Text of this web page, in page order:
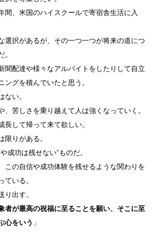
間、米国のハイスクールで寄宿舎生活に入
選択があるが、その一つ一つが将来の道につ
。
聞配達や様々なアルバイトをしたりして自立
ングを積んでいたと思う。
ない。
、苦しさを乗り越えて人は強くなっていく。
長して帰って来て欲しい。
限りがある。
成功は残せない”ものだ。
この自信や成功体験を残せるような関わりを
ている。
り出す。
者が最高の祝福に至ることを願い、そこに至
心をいう 」